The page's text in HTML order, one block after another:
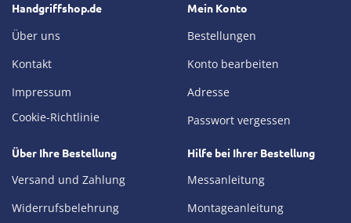
Handgriffshop.de
Über uns
Kontakt
Impressum
Cookie-Richtlinie
Mein Konto
Bestellungen
Konto bearbeiten
Adresse
Passwort vergessen
Über Ihre Bestellung
Versand und Zahlung
Widerrufsbelehrung
Hilfe bei Ihrer Bestellung
Messanleitung
Montageanleitung